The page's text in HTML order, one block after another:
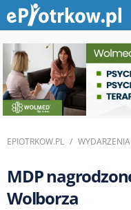
EPIOTRKOW.PL WYDARZENIA
MDP
Wolborza